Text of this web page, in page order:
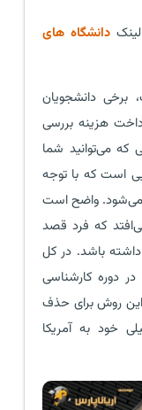
لینکدانشگاه های
برخی دانشجویان
هزینه بررسی
می‌توانید شما
است که با توجه
می‌شود. واضح است
که فرد قصد
باشد. در کل
دوره کارشناسی
این روش برای حذف
خود به آمریکا